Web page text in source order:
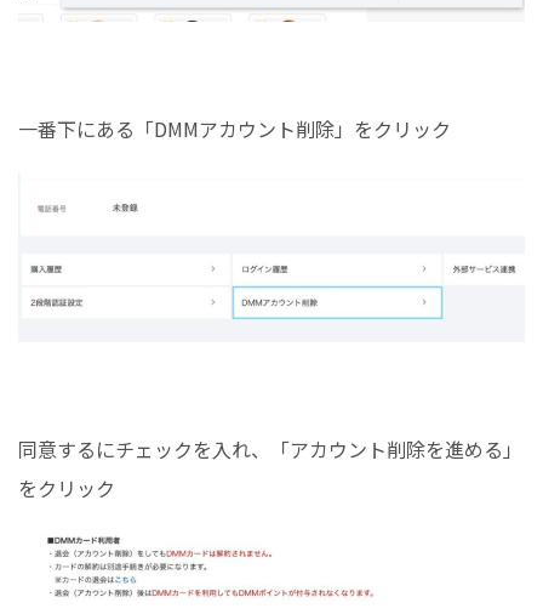
一番下にある「DMMアカウント削除」をクリック
同意するにチェックを入れ、「アカウント削除を進める」
をクリック